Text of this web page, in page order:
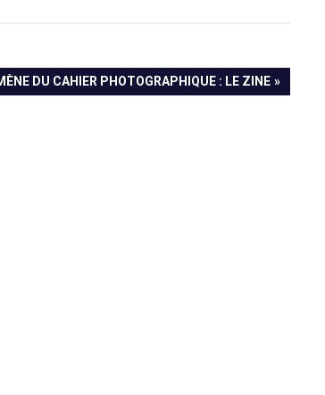
DU CAHIER PHOTOGRAPHIQUE : LE ZINE